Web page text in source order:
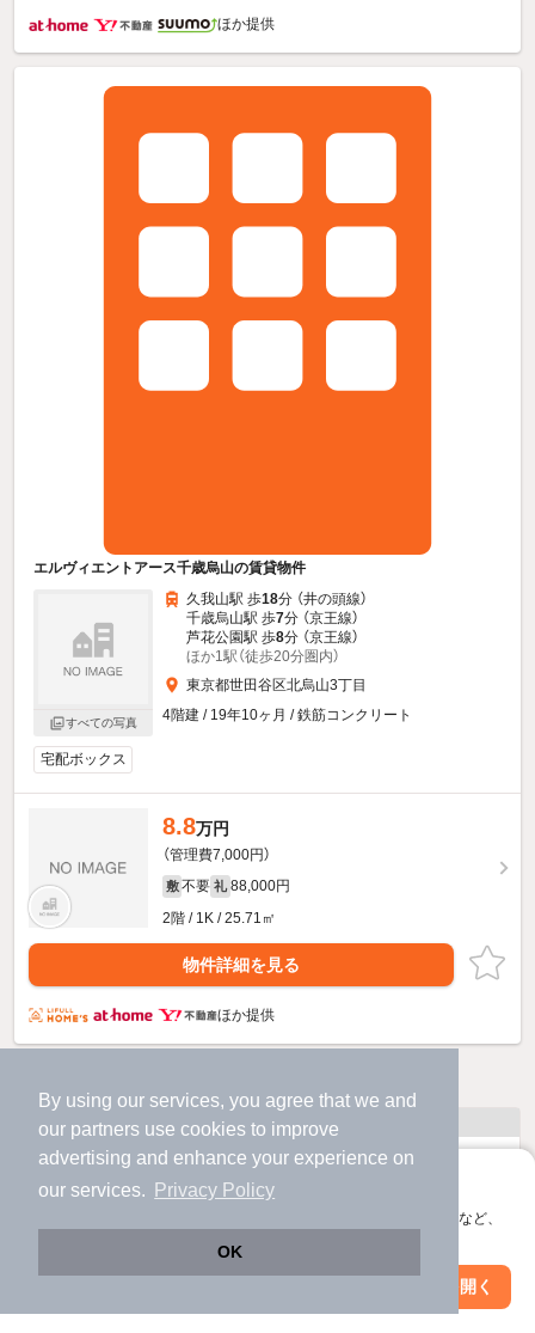
By using our services, you agree that we and
our partners use cookies to improve
advertising and enhance your experience on
our services.
Privacy Policy
OK
アプリに切り替えて、サクサクお部屋探し
会員登録なしですぐ使える。マップ検索やお気に入り保存など、
アプリを開く
ほか提供
エルヴィエントアース千歳烏山の賃貸物件
すべての写真
久我山駅 歩18分 （井の頭線）
千歳烏山駅 歩7分 （京王線）
芦花公園駅 歩8分 （京王線）
ほか1駅（徒歩20分圏内）
東京都世田谷区北烏山3丁目
4階建 / 19年10ヶ月 / 鉄筋コンクリート
宅配ボックス
8.8万円
（管理費7,000円）
敷 不要 礼 88,000円
2階 / 1K / 25.71㎡
物件詳細を見る
ほか提供
人気のこだわり条件
バス・トイレ別 2階以上
洗濯機置場あり 独立洗面台
絞り込み条件を変更